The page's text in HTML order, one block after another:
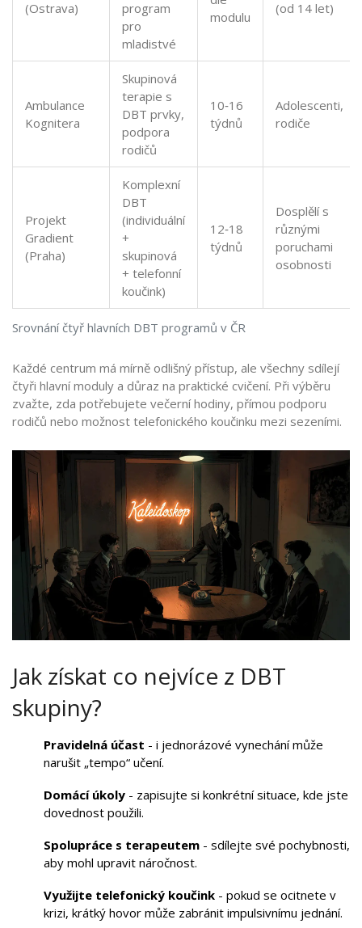
Srovnání čtyř hlavních DBT programů v ČR
(Ostrava)
program
pro
mladistvé
modulu
(od 14 let)
Ambulance
Kognitera
Skupinová
terapie s
DBT prvky,
podpora
rodičů
10‑16
týdnů
Adolescenti,
rodiče
Projekt
Gradient
(Praha)
Komplexní
DBT
(individuální
+
skupinová
+ telefonní
koučink)
12‑18
týdnů
Dosplělí s
různými
poruchami
osobnosti
Každé centrum má mírně odlišný přístup, ale všechny sdílejí
čtyři hlavní moduly a důraz na praktické cvičení. Při výběru
zvažte, zda potřebujete večerní hodiny, přímou podporu
rodičů nebo možnost telefonického koučinku mezi sezeními.
Jak získat co nejvíce z DBT
skupiny?
Pravidelná účast - i jednorázové vynechání může
narušit „tempo“ učení.
Domácí úkoly - zapisujte si konkrétní situace, kde jste
dovednost použili.
Spolupráce s terapeutem - sdílejte své pochybnosti,
aby mohl upravit náročnost.
Využijte telefonický koučink - pokud se ocitnete v
krizi, krátký hovor může zabránit impulsivnímu jednání.